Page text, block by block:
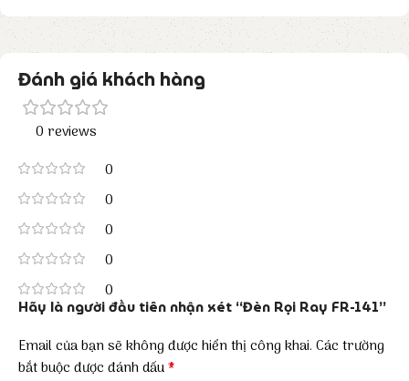
Đánh giá khách hàng
0 reviews
0
0
0
0
0
Hãy là người đầu tiên nhận xét “Đèn Rọi Ray FR-141”
Email của bạn sẽ không được hiển thị công khai. Các trường
bắt buộc được đánh dấu*